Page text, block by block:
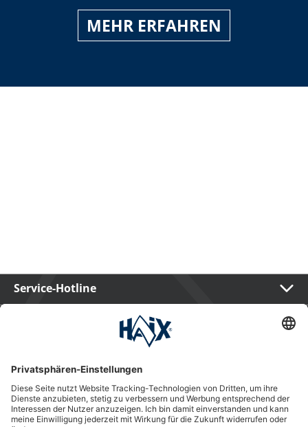
MEHR ERFAHREN
Service-Hotline
Newsletter